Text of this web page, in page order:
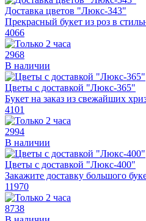
Доставка цветов "Люкс-343"
Прекрасный букет из роз в
4066
2968
В наличии
Цветы с доставкой "Люкс-365"
Букет на заказ из свежайших
4101
2994
В наличии
Цветы с доставкой "Люкс-400"
Закажите доставку большого
11970
8738